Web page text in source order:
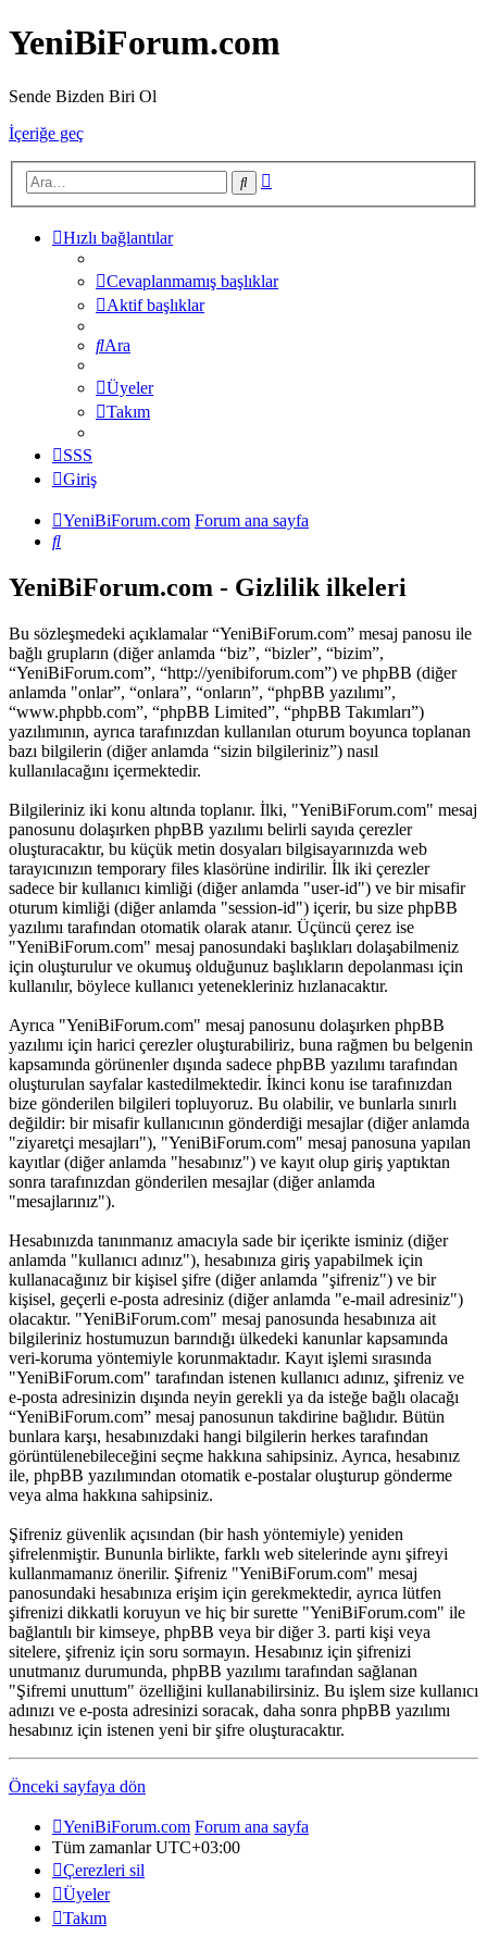
YeniBiForum.com
Sende Bizden Biri Ol
İçeriğe geç
Ara
Hızlı bağlantılar
Cevaplanmamış başlıklar
Aktif başlıklar
Ara
Üyeler
Takım
SSS
Giriş
YeniBiForum.com Forum ana sayfa
Ara
YeniBiForum.com - Gizlilik ilkeleri
Bu sözleşmedeki açıklamalar “YeniBiForum.com” mesaj panosu ile
bağlı grupların (diğer anlamda “biz”, “bizler”, “bizim”,
“YeniBiForum.com”, “http://yenibiforum.com”) ve phpBB (diğer
anlamda "onlar”, “onlara”, “onların”, “phpBB yazılımı”,
“www.phpbb.com”, “phpBB Limited”, “phpBB Takımları”)
yazılımının, ayrıca tarafınızdan kullanılan oturum boyunca toplanan
bazı bilgilerin (diğer anlamda “sizin bilgileriniz”) nasıl
kullanılacağını içermektedir.
Bilgileriniz iki konu altında toplanır. İlki, "YeniBiForum.com" mesaj
panosunu dolaşırken phpBB yazılımı belirli sayıda çerezler
oluşturacaktır, bu küçük metin dosyaları bilgisayarınızda web
tarayıcınızın temporary files klasörüne indirilir. İlk iki çerezler
sadece bir kullanıcı kimliği (diğer anlamda "user-id") ve bir misafir
oturum kimliği (diğer anlamda "session-id") içerir, bu size phpBB
yazılımı tarafından otomatik olarak atanır. Üçüncü çerez ise
"YeniBiForum.com" mesaj panosundaki başlıkları dolaşabilmeniz
için oluşturulur ve okumuş olduğunuz başlıkların depolanması için
kullanılır, böylece kullanıcı yetenekleriniz hızlanacaktır.
Ayrıca "YeniBiForum.com" mesaj panosunu dolaşırken phpBB
yazılımı için harici çerezler oluşturabiliriz, buna rağmen bu belgenin
kapsamında görünenler dışında sadece phpBB yazılımı tarafından
oluşturulan sayfalar kastedilmektedir. İkinci konu ise tarafınızdan
bize gönderilen bilgileri topluyoruz. Bu olabilir, ve bunlarla sınırlı
değildir: bir misafir kullanıcının gönderdiği mesajlar (diğer anlamda
"ziyaretçi mesajları"), "YeniBiForum.com" mesaj panosuna yapılan
kayıtlar (diğer anlamda "hesabınız") ve kayıt olup giriş yaptıktan
sonra tarafınızdan gönderilen mesajlar (diğer anlamda
"mesajlarınız").
Hesabınızda tanınmanız amacıyla sade bir içerikte isminiz (diğer
anlamda "kullanıcı adınız"), hesabınıza giriş yapabilmek için
kullanacağınız bir kişisel şifre (diğer anlamda "şifreniz") ve bir
kişisel, geçerli e-posta adresiniz (diğer anlamda "e-mail adresiniz")
olacaktır. "YeniBiForum.com" mesaj panosunda hesabınıza ait
bilgileriniz hostumuzun barındığı ülkedeki kanunlar kapsamında
veri-koruma yöntemiyle korunmaktadır. Kayıt işlemi sırasında
"YeniBiForum.com" tarafından istenen kullanıcı adınız, şifreniz ve
e-posta adresinizin dışında neyin gerekli ya da isteğe bağlı olacağı
“YeniBiForum.com” mesaj panosunun takdirine bağlıdır. Bütün
bunlara karşı, hesabınızdaki hangi bilgilerin herkes tarafından
görüntülenebileceğini seçme hakkına sahipsiniz. Ayrıca, hesabınız
ile, phpBB yazılımından otomatik e-postalar oluşturup gönderme
veya alma hakkına sahipsiniz.
Şifreniz güvenlik açısından (bir hash yöntemiyle) yeniden
şifrelenmiştir. Bununla birlikte, farklı web sitelerinde aynı şifreyi
kullanmamanız önerilir. Şifreniz "YeniBiForum.com" mesaj
panosundaki hesabınıza erişim için gerekmektedir, ayrıca lütfen
şifrenizi dikkatli koruyun ve hiç bir surette "YeniBiForum.com" ile
bağlantılı bir kimseye, phpBB veya bir diğer 3. parti kişi veya
sitelere, şifreniz için soru sormayın. Hesabınız için şifrenizi
unutmanız durumunda, phpBB yazılımı tarafından sağlanan
"Şifremi unuttum" özelliğini kullanabilirsiniz. Bu işlem size kullanıcı
adınızı ve e-posta adresinizi soracak, daha sonra phpBB yazılımı
hesabınız için istenen yeni bir şifre oluşturacaktır.
Önceki sayfaya dön
YeniBiForum.com Forum ana sayfa
Tüm zamanlarUTC+03:00
Çerezleri sil
Üyeler
Takım